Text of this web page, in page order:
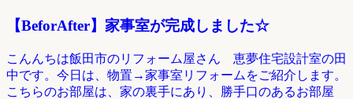
【BeforAfter】家事室が完成しました☆
こんんちは飯田市のリフォーム屋さん 恵夢住宅設計室の田
中です。今日は、物置→家事室リフォームをご紹介します。
こちらのお部屋は、家の裏手にあり、勝手口のあるお部屋